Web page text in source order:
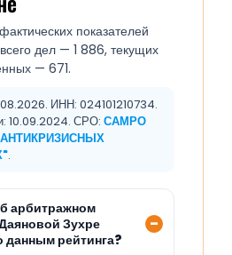
показателей
дел — 1 886, текущих
— 671.
ИНН: 024101210734.
10.09.2024. СРО: САМРО
.
арбитражном
Зухре
рейтинга?